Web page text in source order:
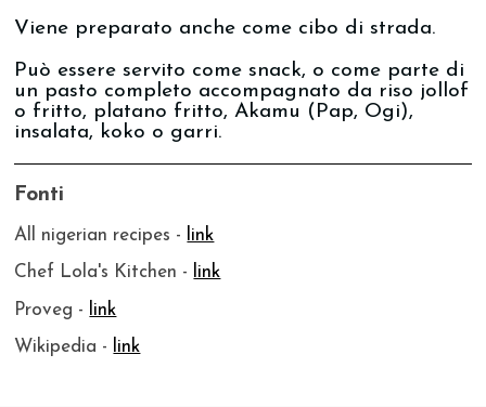
Viene preparato anche come cibo di strada.
Può essere servito come snack, o come parte di
un pasto completo accompagnato da riso jollof
o fritto, platano fritto, Akamu (Pap, Ogi),
insalata, koko o garri.
Fonti
All nigerian recipes - link
Chef Lola's Kitchen - link
Proveg - link
Wikipedia - link